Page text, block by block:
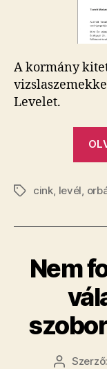
A kormány
Levelet.
Címkék
cink levél
​Nem
Bejegyzés
Szerző: